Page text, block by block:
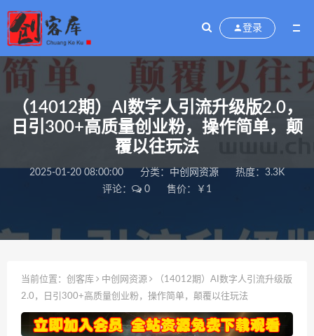
登录
（14012期）AI数字人引流升级版2.0，
日引300+高质量创业粉，操作简单，颠
覆以往玩法
2025-01-20 08:00:00 分类： 中创网资源
热度：3.3K
评论：
0 售价：￥1
当前位置： 创客库 中创网资源
（14012期）AI数字人引流升级版
2.0，日引300+高质量创业粉，操作简单，颠覆以往玩法